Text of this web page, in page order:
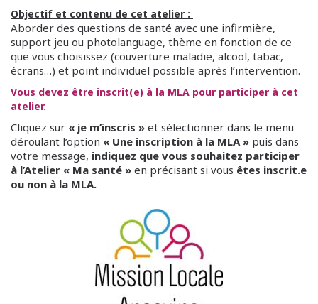
Objectif et contenu de cet atelier :
Aborder des questions de santé avec une infirmière,
support jeu ou photolanguage, thème en fonction de ce
que vous choisissez (couverture maladie, alcool, tabac,
écrans…) et point individuel possible après l’intervention.
Vous devez être inscrit(e) à la MLA pour participer à cet
atelier.
Cliquez sur « je m’inscris » et sélectionner dans le menu
déroulant l’option « Une inscription à la MLA » puis dans
votre message, indiquez que vous souhaitez participer
à l’Atelier « Ma santé » en précisant si vous êtes inscrit.e
ou non à la MLA.